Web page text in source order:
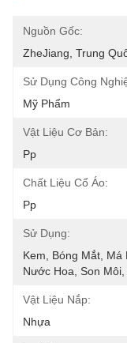
Nguồn Gốc:
ZheJiang, Trung
Sử Dụng Công
Mỹ Phẩm
Vật Liệu Cơ Bản:
Pp
Chất Liệu Cổ Áo:
Pp
Sử Dụng:
Kem, Bóng Mắt, Má
Nước Hoa, Son Môi,
Vật Liệu Nắp:
Nhựa